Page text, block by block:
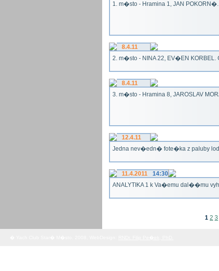
1. m�sto - Hramina 1, JAN
8.4.11
2. m�sto - NINA 22, EV�EN KORBEL.
8.4.11
3. m�sto - Hramina 8, JAROSLAV
12.4.11
Jedna nev�edn� fote�ka z paluby
11.4.2011
14:30
ANALYTIKA 1 k Va�emu dal��mu
1 2 3